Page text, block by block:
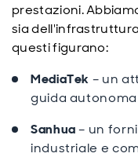
prestazioni.
sia
questi figurano:
MediaTek – un
guida autonoma
Sanhua– un
industriale e